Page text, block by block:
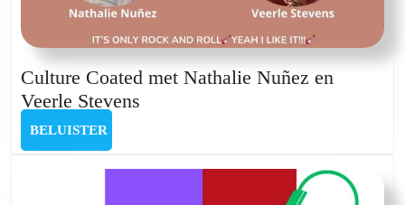
Culture Coated met Nathalie Nuñez en
Veerle Stevens
Nathalie
BELUISTER